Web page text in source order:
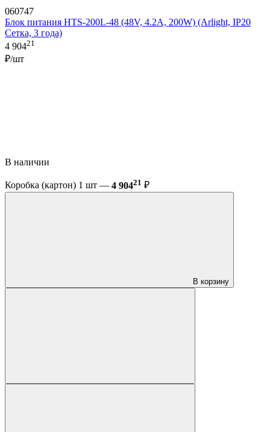
060747
Блок питания HTS-200L-48 (48V, 4.2A, 200W) (Arlight, IP20
Сетка, 3 года)
4 90421
₽/шт
В наличии
Коробка (картон) 1 шт — 4 90421 ₽
В корзину